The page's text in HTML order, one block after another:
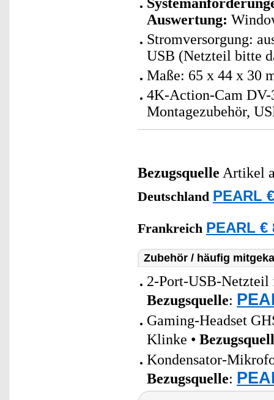
Auswertung:
Stromversorgung:
USB (Netzteil bitte
Maße: 65 x 44 x 30
4K-Action-Cam
Montagezubehör,
Bezugsquelle Artikel
Deutschland PEARL
Frankreich PEARL €
Zubehör / häufig
2-Port-USB-Netzteil
Bezugsquelle:
Gaming-Headset
Klinke •
Kondensator-
Bezugsquelle: